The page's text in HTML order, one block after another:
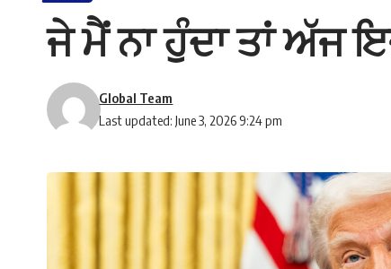
ਜੇ ਮੈਂ ਨਾ ਹੁੰਦਾ ਤਾਂ ਅੱਜ
Last updated: June 3, 2026 9:24 pm
Global Team